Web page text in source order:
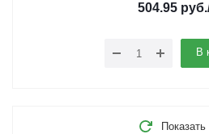
504.95руб.
В